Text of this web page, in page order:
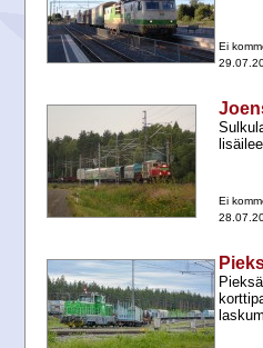
Ei
Ei